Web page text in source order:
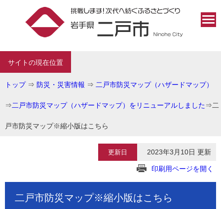
サイトの現在位置
トップ⇒ 防災・災害情報 ⇒ 二戸市防災マップ（ハザードマップ）
⇒二戸市防災マップ（ハザードマップ）をリニューアルしました⇒二
戸市防災マップ※縮小版はこちら
更新日 2023年3月10日 更新
印刷用ページを開く
二戸市防災マップ※縮小版はこちら